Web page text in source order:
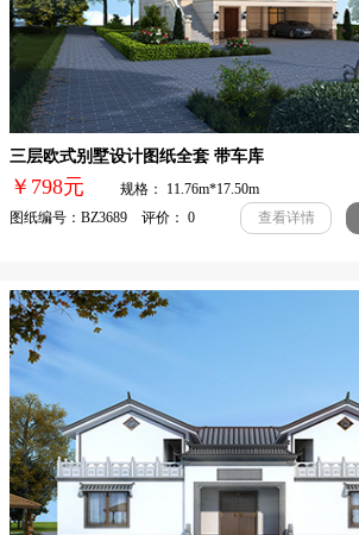
三层欧式别墅设计图纸全套 带车库
￥798元
规格： 11.76m*17.50m
图纸编号：BZ3689 评价： 0
查看详情